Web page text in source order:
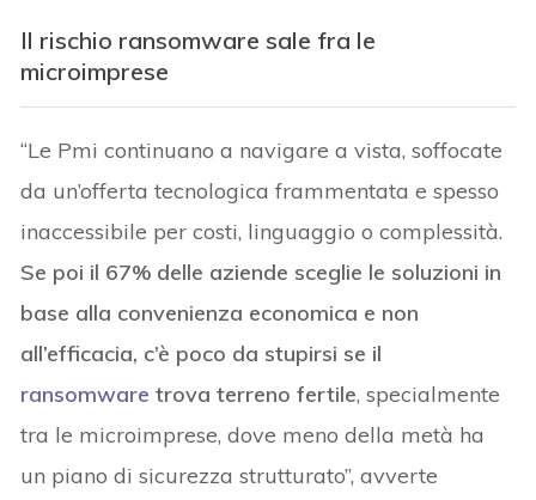
Il rischio ransomware sale fra le
microimprese
“Le Pmi continuano a navigare a vista, soffocate
da un’offerta tecnologica frammentata e spesso
inaccessibile per costi, linguaggio o complessità.
Se poi il 67% delle aziende sceglie le soluzioni in
base alla convenienza economica e non
all’efficacia, c’è poco da stupirsi se il
ransomware trova terreno fertile, specialmente
tra le microimprese, dove meno della metà ha
un piano di sicurezza strutturato”, avverte